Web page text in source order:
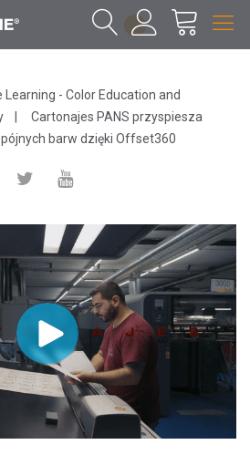
1
Learning - Color Education and
Cartonajes PANS przyspiesza
barw dzięki Offset360